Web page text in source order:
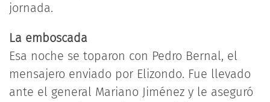
jornada.
La emboscada
Esa noche se toparon con Pedro Bernal, el
mensajero enviado por Elizondo. Fue llevado
ante el general Mariano Jiménez y le aseguró